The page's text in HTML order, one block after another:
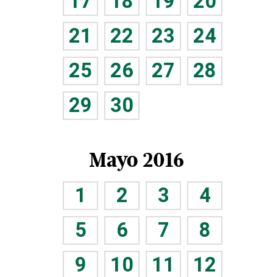
21
22 23
24
25
26 27
28
29
30
Mayo 2016
1 2 3
4
5
6 7
8
9
10 11
12